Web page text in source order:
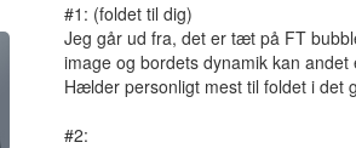
#1: (foldet til dig)
Jeg går ud fra, det er tæt på FT
image og bordets dynamik kan
Hælder personligt mest til foldet i det
#2: